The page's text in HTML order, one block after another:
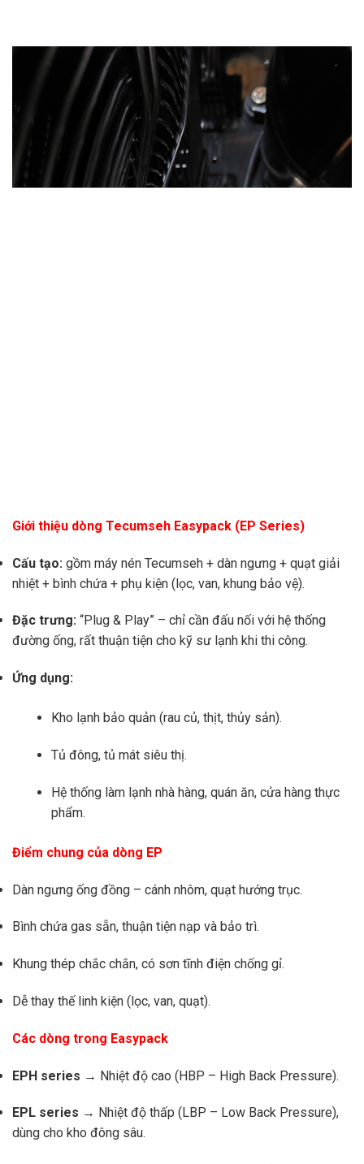
Giới thiệu dòng Tecumseh Easypack (EP Series)
Cấu tạo: gồm máy nén Tecumseh + dàn ngưng + quạt giải
nhiệt + bình chứa + phụ kiện (lọc, van, khung bảo vệ).
Đặc trưng: “Plug & Play” – chỉ cần đấu nối với hệ thống
đường ống, rất thuận tiện cho kỹ sư lạnh khi thi công.
Ứng dụng:
Kho lạnh bảo quản (rau củ, thịt, thủy sản).
Tủ đông, tủ mát siêu thị.
Hệ thống làm lạnh nhà hàng, quán ăn, cửa hàng thực
phẩm.
Điểm chung của dòng EP
Dàn ngưng ống đồng – cánh nhôm, quạt hướng trục.
Bình chứa gas sẵn, thuận tiện nạp và bảo trì.
Khung thép chắc chắn, có sơn tĩnh điện chống gỉ.
Dễ thay thế linh kiện (lọc, van, quạt).
Các dòng trong Easypack
EPH series → Nhiệt độ cao (HBP – High Back Pressure).
EPL series → Nhiệt độ thấp (LBP – Low Back Pressure),
dùng cho kho đông sâu.